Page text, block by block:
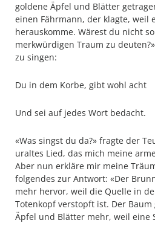
goldene Äpfel und Blätter
einen Fährmann, der klagte, weil
herauskomme. Wärest du nicht
merkwürdigen Traum zu
zu singen:
Du in dem Korbe, gibt wohl acht
Und sei auf jedes Wort bedacht.
«Was singst du da?» fragte der
uraltes Lied, das mich meine
Aber nun erkläre mir meine
folgendes zur Antwort: «Der
mehr hervor, weil die Quelle in
Totenkopf verstopft ist. Der
Äpfel und Blätter mehr, weil eine